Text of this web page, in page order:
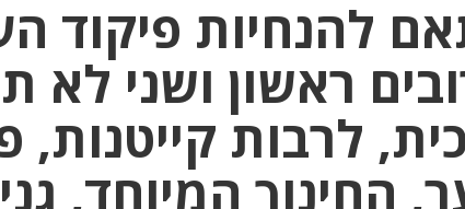
להנחיות פיקוד
ראשון ושני לא
לרבות קייטנות,
החינוך המיוחד,